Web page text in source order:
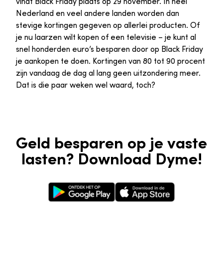
Nederland en veel andere landen worden dan
stevige kortingen gegeven op allerlei producten. Of
je nu laarzen wilt kopen of een televisie – je kunt al
snel honderden euro’s besparen door op Black Friday
je aankopen te doen. Kortingen van 80 tot 90 procent
zijn vandaag de dag al lang geen uitzondering meer.
Dat is die paar weken wel waard, toch?
Geld besparen op je vaste
lasten? Download Dyme!
Google Play StoreApple App Store